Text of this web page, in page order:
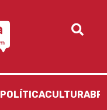
POLÍTICACULTURA